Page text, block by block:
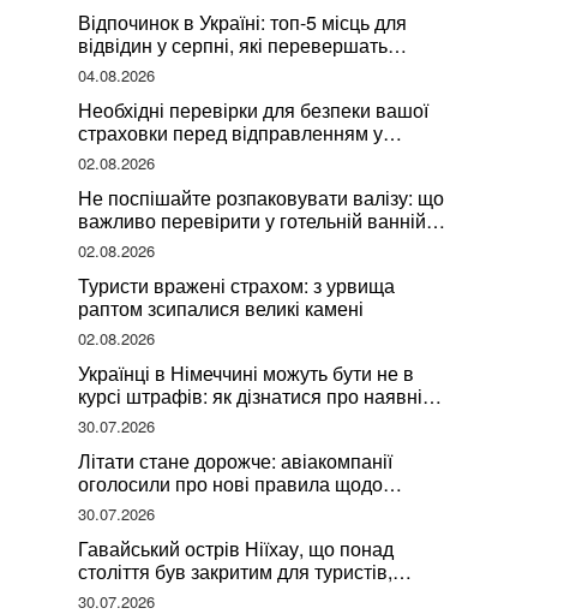
Відпочинок в Україні: топ-5 місць для
відвідин у серпні, які перевершать
закордонні враження
04.08.2026
Необхідні перевірки для безпеки вашої
страховки перед відправленням у
подорож
02.08.2026
Не поспішайте розпаковувати валізу: що
важливо перевірити у готельній ванній
за словами досвідченої мандрівниці
02.08.2026
Туристи вражені страхом: з урвища
раптом зсипалися великі камені
02.08.2026
Українці в Німеччині можуть бути не в
курсі штрафів: як дізнатися про наявні
борги
30.07.2026
Літати стане дорожче: авіакомпанії
оголосили про нові правила щодо
вибору місць
30.07.2026
Гавайський острів Ніїхау, що понад
століття був закритим для туристів,
починає приймати перших відвідувачів
30.07.2026